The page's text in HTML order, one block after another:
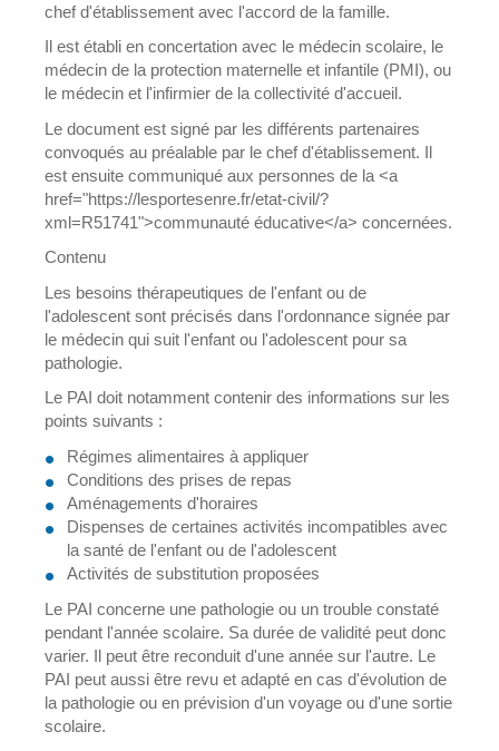
chef d'établissement avec l'accord de la famille.
Il est établi en concertation avec le médecin scolaire, le
médecin de la protection maternelle et infantile (PMI), ou
le médecin et l'infirmier de la collectivité d'accueil.
Le document est signé par les différents partenaires
convoqués au préalable par le chef d'établissement. Il
est ensuite communiqué aux personnes de la <a
href="https://lesportesenre.fr/etat-civil/?
xml=R51741">communauté éducative</a> concernées.
Contenu
Les besoins thérapeutiques de l'enfant ou de
l'adolescent sont précisés dans l'ordonnance signée par
le médecin qui suit l'enfant ou l'adolescent pour sa
pathologie.
Le PAI doit notamment contenir des informations sur les
points suivants :
Régimes alimentaires à appliquer
Conditions des prises de repas
Aménagements d'horaires
Dispenses de certaines activités incompatibles avec
la santé de l'enfant ou de l'adolescent
Activités de substitution proposées
Le PAI concerne une pathologie ou un trouble constaté
pendant l'année scolaire. Sa durée de validité peut donc
varier. Il peut être reconduit d'une année sur l'autre. Le
PAI peut aussi être revu et adapté en cas d'évolution de
la pathologie ou en prévision d'un voyage ou d'une sortie
scolaire.